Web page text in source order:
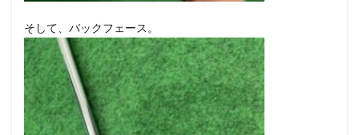
そして、バックフェース。